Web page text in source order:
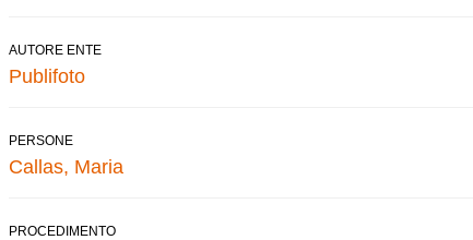
AUTORE ENTE
Publifoto
PERSONE
Callas, Maria
PROCEDIMENTO